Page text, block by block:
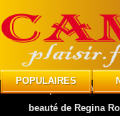
POPULAIRES
CAMplaisir»
beauté de Regina